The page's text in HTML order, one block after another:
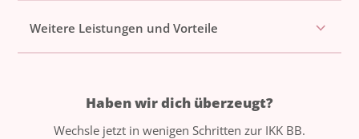
Weitere Leistungen und Vorteile
Haben wir dich überzeugt?
Wechsle jetzt in wenigen Schritten zur IKK BB.